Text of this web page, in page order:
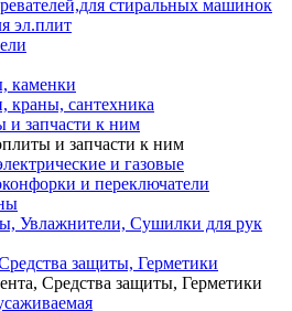
стиральных машинок
эл.плит
каменки
краны, сантехника
и запчасти к ним
и запчасти к ним
и газовые
и переключатели
Увлажнители, Сушилки для рук
защиты, Герметики
Средства защиты, Герметики